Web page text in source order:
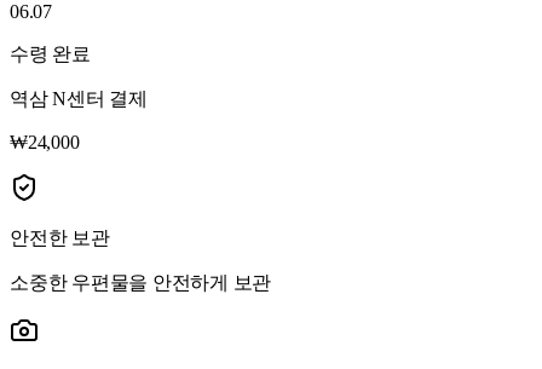
06.07
수령 완료
역삼 N센터 결제
₩24,000
안전한 보관
소중한 우편물을 안전하게 보관